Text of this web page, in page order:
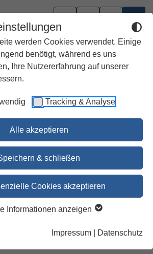
werden Cookies verwendet. Einige
benötigt, während es uns
Ihre Nutzererfahrung auf unserer
Tracking & Analyse
Alle akzeptieren
& schließen
Cookies akzeptieren
Informationen anzeigen
Impressum Datenschutz
/ Tut dies zu